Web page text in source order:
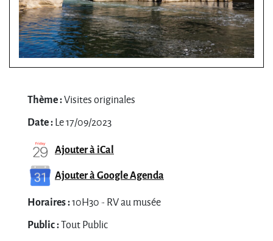
Thème :Visites originales
Date : Le 17/09/2023
Ajouter à iCal
Ajouter à Google Agenda
Horaires :10H30 - RV au musée
Public :Tout Public